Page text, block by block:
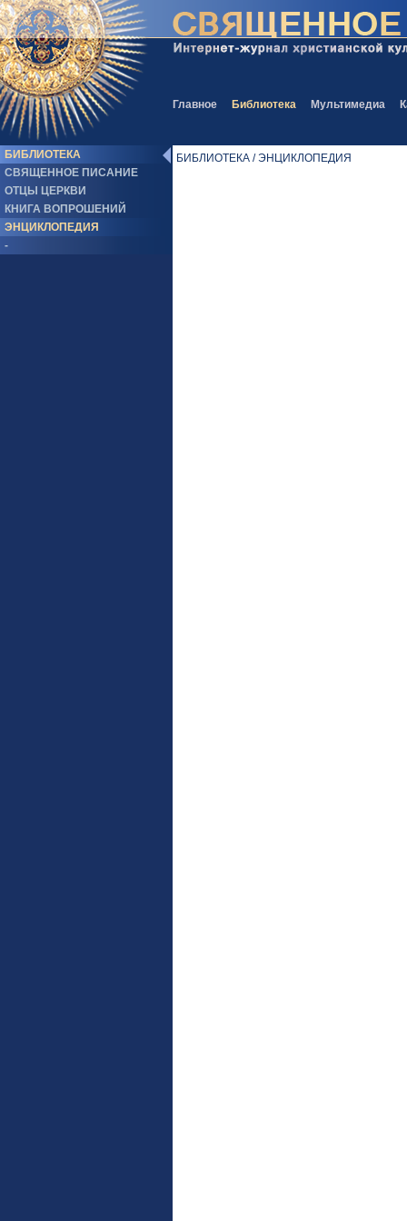
Главное Библиотека Мультимедиа
БИБЛИОТЕКА
СВЯЩЕННОЕ ПИСАНИЕ
ОТЦЫ ЦЕРКВИ
КНИГА ВОПРОШЕНИЙ
ЭНЦИКЛОПЕДИЯ
-
БИБЛИОТЕКА / ЭНЦИКЛОПЕДИЯ